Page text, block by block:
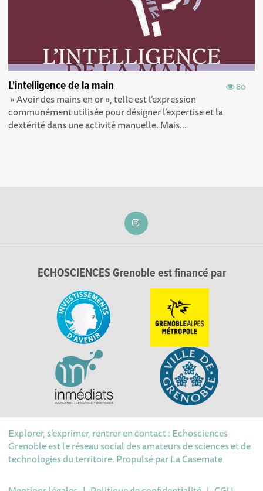
80
L'intelligence de la main
« Avoir des mains en or », telle est l’expression
communément utilisée pour désigner l’expertise et la
dextérité dans une activité manuelle. Mais...
ECHOSCIENCES Grenoble est financé par
Explorer, s’exprimer, rentrer en contact : Echosciences
Grenoble est le réseau social des amateurs de sciences et de
technologies du territoire. Propulsé parLa Casemate